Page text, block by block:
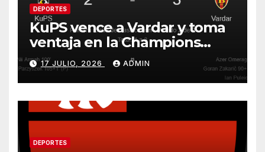
DEPORTES
KuPS vence a Vardar y toma
ventaja en la Champions
League
17 JULIO, 2026 ADMIN
DEPORTES